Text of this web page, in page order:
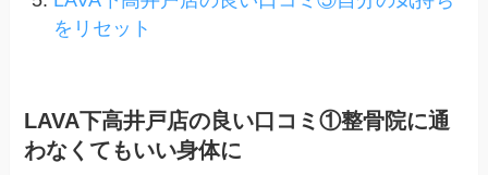
をリセット
LAVA下高井戸店の良い口コミ①整骨院に通
わなくてもいい身体に